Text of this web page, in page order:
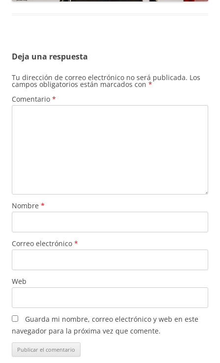
Deja una respuesta
Tu dirección de correo electrónico no será publicada. Los
campos obligatorios están marcados con *
Comentario *
Nombre *
Correo electrónico *
Web
Guarda mi nombre, correo electrónico y web en este
navegador para la próxima vez que comente.